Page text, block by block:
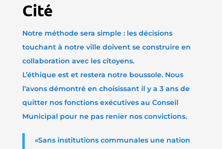
Cité
Notre méthode sera simple : les décisions
touchant à notre ville doivent se construire en
collaboration avec les citoyens.
L’éthique est et restera notre boussole. Nous
l’avons démontré en choisissant il y a 3 ans de
quitter nos fonctions exécutives au Conseil
Municipal pour ne pas renier nos convictions.
«Sans institutions communales une nation